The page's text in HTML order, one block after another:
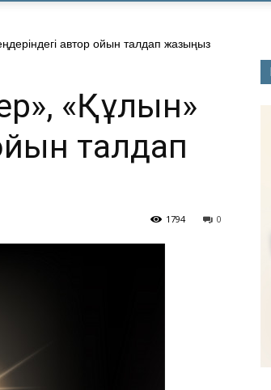
автор ойын талдап жазыңыз
«Құлын»
талдап
0
1794